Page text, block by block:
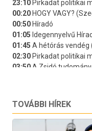
TOVÁBBI HÍREK